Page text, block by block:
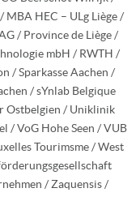
HEC – ULg Liège /
/ Province de Liège /
mbH / RWTH /
/ Sparkasse Aachen /
/ sYnlab Belgique
Ostbelgien / Uniklinik
/ VoG Hohe Seen / VUB
Tourimsme / West
/ Zaquensis /